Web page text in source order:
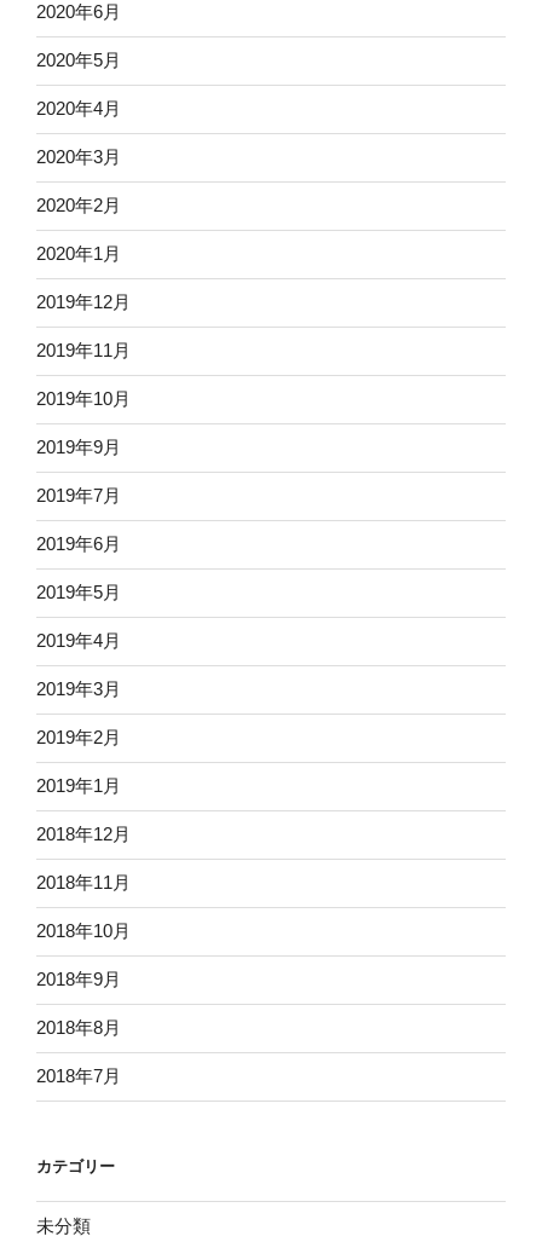
2020年6月
2020年5月
2020年4月
2020年3月
2020年2月
2020年1月
2019年12月
2019年11月
2019年10月
2019年9月
2019年7月
2019年6月
2019年5月
2019年4月
2019年3月
2019年2月
2019年1月
2018年12月
2018年11月
2018年10月
2018年9月
2018年8月
2018年7月
カテゴリー
未分類